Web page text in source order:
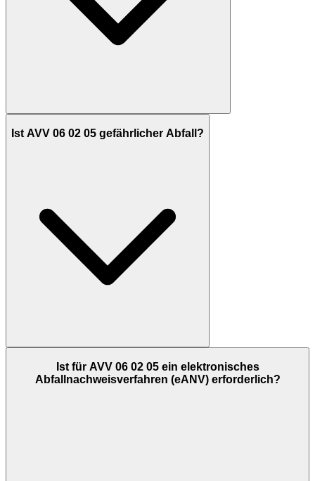
Ist AVV 06 02 05 gefährlicher Abfall?
Ist für AVV 06 02 05 ein elektronisches
Abfallnachweisverfahren (eANV) erforderlich?